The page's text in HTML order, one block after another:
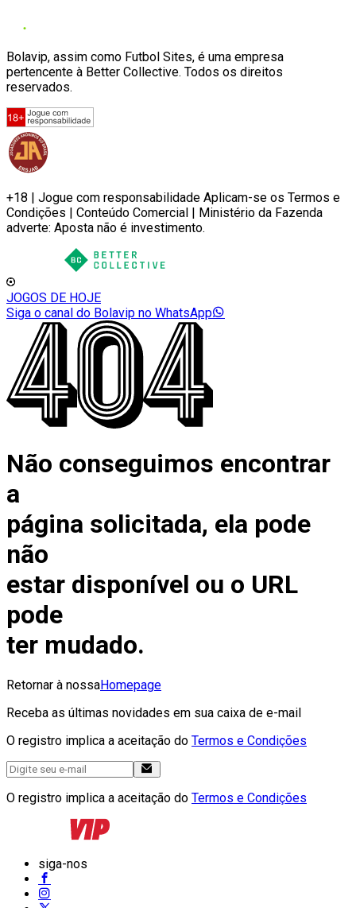
Bolavip, assim como Futbol Sites, é uma empresa
pertencente à Better Collective. Todos os direitos
reservados.
+18 | Jogue com responsabilidade Aplicam-se os Termos e
Condições | Conteúdo Comercial | Ministério da Fazenda
adverte: Aposta não é investimento.
JOGOS DE HOJE
Siga o canal do Bolavip no WhatsApp
Não conseguimos encontrar
a
página solicitada, ela pode
não
estar disponível ou o URL
pode
ter mudado.
Retornar à nossaHomepage
Receba as últimas novidades em sua caixa de e-mail
O registro implica a aceitação do Termos e Condições
O registro implica a aceitação do Termos e Condições
siga-nos